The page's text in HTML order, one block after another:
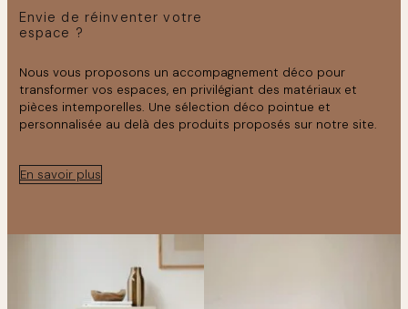
Envie de réinventer votre
espace ?
Nous vous proposons un accompagnement déco pour
transformer vos espaces, en privilégiant des matériaux et
pièces intemporelles. Une sélection déco pointue et
personnalisée au delà des produits proposés sur notre site.
En savoir plus